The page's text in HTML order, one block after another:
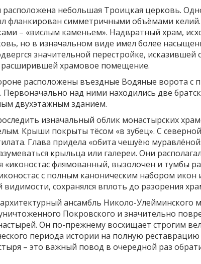
небольшая Троицкая церковь.
фланкирован симметричными объёмами
– «вислым каменьем». Надвратный храм,
но в изначальном виде имел более
значительной перестройке, исказившей
расширившей храмовое помещение.
расположены въездные Водяные ворота
Первоначально над ними находились две
двухэтажным зданием.
изначальный облик монастырских
Крыши покрыты тёсом «в зубец». С
Глава придела «обита чешуёю
крыльца или галереи. Они
«иконостас флямованный, вызолочен и тумбы
с полным каноническим набором
сохранялся вплоть до разорения
ансамбль Николо-Улейминского
Покровского и значительно
Он по-прежнему восхищает строгим
периода истории на полную реставрацию
– это важный повод в очередной раз